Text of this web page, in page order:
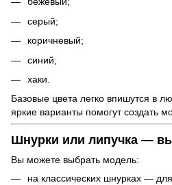
серый;
коричневый;
синий;
хаки.
Базовые цвета легко впишутся в
яркие варианты помогут создать
Шнурки или липучка —
Вы можете выбрать модель:
на классических шнурках —